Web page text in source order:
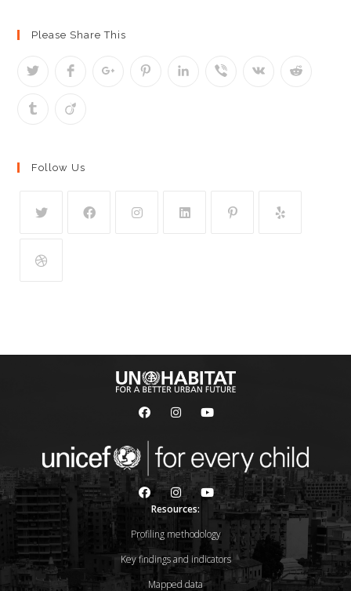
Please Share This
Follow Us
Resources:
Profiling methodology
Key findings and indicators
Mapped data